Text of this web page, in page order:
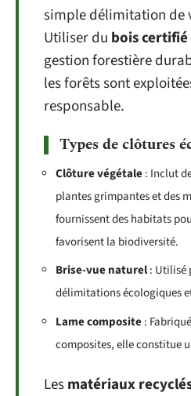
simple délimitation de
Utiliser du bois certifié
gestion forestière
les forêts sont
responsable.
Types de clôtures
Clôture végétale: Inclut
plantes grimpantes et des
fournissent des habitats
favorisent la biodiversité.
Brise-vue naturel: Utilisé
délimitations écologiques
Lame composite:
composites, elle constitue
Lesmatériaux